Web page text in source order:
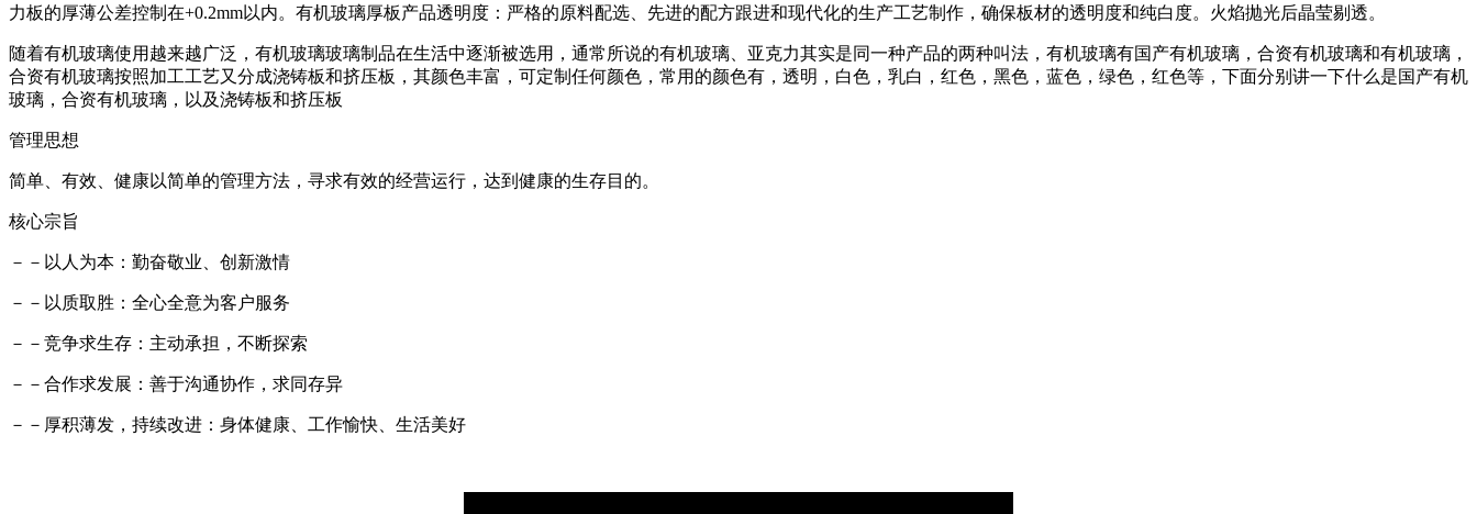
力板的厚薄公差控制在+0.2mm以内。有机玻璃厚板产品透明度：严格的原料配选、先进的配方跟进和现代化的生产工艺制作，确保板材的透明度和纯白度。火焰抛光后晶莹剔透。
随着有机玻璃使用越来越广泛，有机玻璃玻璃制品在生活中逐渐被选用，通常所说的有机玻璃、亚克力其实是同一种产品的两种叫法，有机玻璃有国产有机玻璃，合资有机玻璃和有机玻璃，
合资有机玻璃按照加工工艺又分成浇铸板和挤压板，其颜色丰富，可定制任何颜色，常用的颜色有，透明，白色，乳白，红色，黑色，蓝色，绿色，红色等，下面分别讲一下什么是国产有机
玻璃，合资有机玻璃，以及浇铸板和挤压板
管理思想
简单、有效、健康以简单的管理方法，寻求有效的经营运行，达到健康的生存目的。
核心宗旨
－－以人为本：勤奋敬业、创新激情
－－以质取胜：全心全意为客户服务
－－竞争求生存：主动承担，不断探索
－－合作求发展：善于沟通协作，求同存异
－－厚积薄发，持续改进：身体健康、工作愉快、生活美好